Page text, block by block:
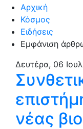
Αρχική
Κόσμος
Ειδήσεις
Εμφάνιση
Δευτέρα, 06
νέας